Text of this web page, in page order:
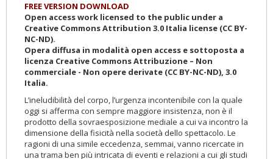
FREE VERSION DOWNLOAD
Open access work licensed to the public under a
Creative Commons Attribution 3.0 Italia license (CC BY-
NC-ND).
Opera diffusa in modalità open access e sottoposta a
licenza Creative Commons Attribuzione – Non
commerciale - Non opere derivate (CC BY-NC-ND), 3.0
Italia.
L’ineludibilità del corpo, l’urgenza incontenibile con la quale
oggi si afferma con sempre maggiore insistenza, non è il
prodotto della sovraesposizione mediale a cui va incontro la
dimensione della fisicità nella società dello spettacolo. Le
ragioni di una simile eccedenza, semmai, vanno ricercate in
una trama ben più intricata di eventi e relazioni a cui gli studi